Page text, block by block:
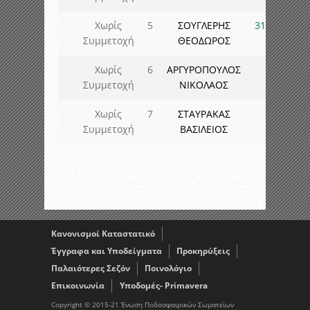
Χωρίς
Συμμετοχή
5
ΣΟΥΓΛΕΡΗΣ
ΘΕΟΔΩΡΟΣ
31
Χωρίς
Συμμετοχή
6
ΑΡΓΥΡΟΠΟΥΛΟΣ
ΝΙΚΟΛΑΟΣ
Χωρίς
Συμμετοχή
7
ΣΤΑΥΡΑΚΑΣ
ΒΑΣΙΛΕΙΟΣ
Κανονισμοί Καταστατικό
Έγγραφα και Υποδείγματα
Προκηρύξεις
Παλαιότερες Σεζόν
Ποινολόγιο
Επικοινωνία
Υποδομές- Primavera
Copyright © 2015-21 Ένωση Ποδοσφαιρικών Σωματείων